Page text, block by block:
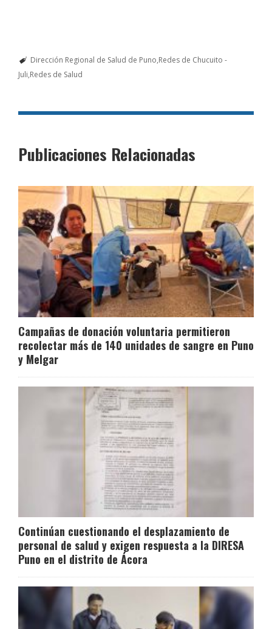
Dirección Regional de Salud de Puno Redes de Chucuito -
Juli Redes de Salud
Publicaciones Relacionadas
Campañas de donación voluntaria permitieron
recolectar más de 140 unidades de sangre en Puno
y Melgar
Continúan cuestionando el desplazamiento de
personal de salud y exigen respuesta a la DIRESA
Puno en el distrito de Ácora